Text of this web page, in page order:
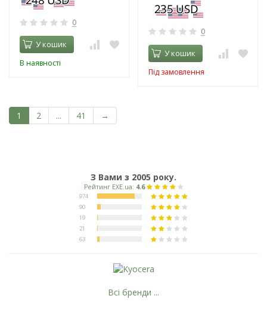
0
У кошик
В наявності
0
У кошик
Під замовлення
1 2 ... 41 →
З Вами з 2005 року.
Всі бренди ...